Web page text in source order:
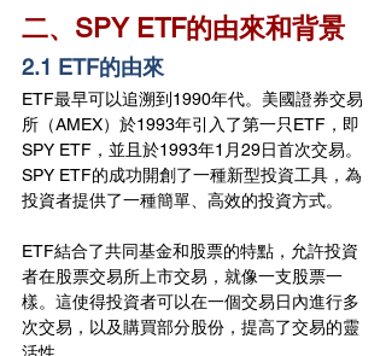
二、SPY ETF的由來和背景
2.1 ETF的由來
ETF最早可以追溯到1990年代。美國證券交易
所（AMEX）於1993年引入了第一只ETF，即
SPY ETF，並且於1993年1月29日首次交易。
SPY ETF的成功開創了一種新型投資工具，為
投資者提供了一種簡單、高效的投資方式。
ETF結合了共同基金和股票的特點，允許投資
者在股票交易所上市交易，就像一支股票一
樣。這使得投資者可以在一個交易日內進行多
次交易，以及購買部分股份，提高了交易的靈
活性。